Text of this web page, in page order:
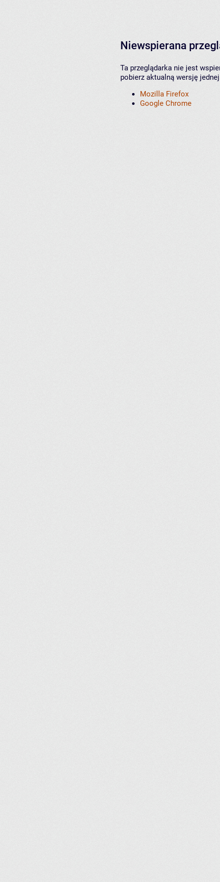
Niewspierana
Ta przeglądarka nie jest
pobierz aktualną wersję
Mozilla Firefox
Google Chrome